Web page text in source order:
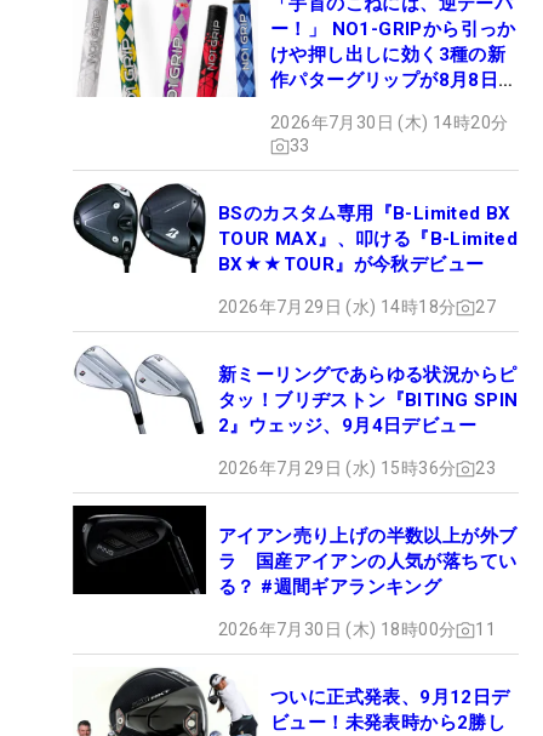
ー！」 NO1-GRIPから引っか
けや押し出しに効く3種の新
作パターグリップが8月8日デ
2026年7月30日 (木) 14時20分
33
BSのカスタム専用『B-Limited BX
TOUR MAX』、叩ける『B-Limited
BX★★TOUR』が今秋デビュー
2026年7月29日 (水) 14時18分 27
新ミーリングであらゆる状況からピ
タッ！ブリヂストン『BITING SPIN
2』ウェッジ、9月4日デビュー
2026年7月29日 (水) 15時36分 23
アイアン売り上げの半数以上が外ブ
ラ 国産アイアンの人気が落ちてい
る？ #週間ギアランキング
2026年7月30日 (木) 18時00分 11
ついに正式発表、9月12日デ
ビュー！未発表時から2勝し